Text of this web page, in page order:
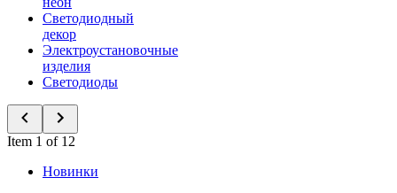
Светодиодный
декор
Электроустановочные
изделия
Светодиоды
Item 1 of 12
Новинки